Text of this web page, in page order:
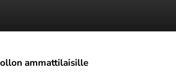
ammattilaisille